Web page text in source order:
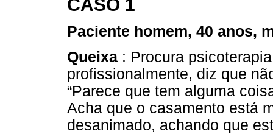
CASO 1
Paciente homem, 40 anos,
Queixa : Procura
profissionalmente, diz que
“Parece que tem alguma
Acha que o casamento está
desanimado, achando que